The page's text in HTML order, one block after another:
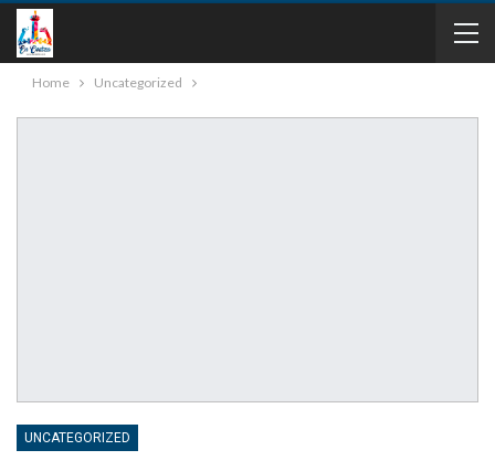
Home Uncategorized
UNCATEGORIZED